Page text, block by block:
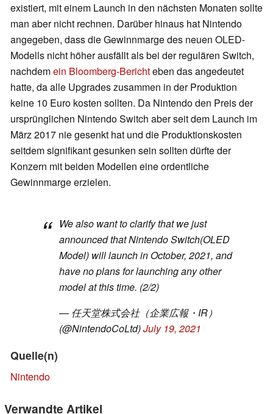
existiert, mit einem Launch in den nächsten Monaten sollte
man aber nicht rechnen. Darüber hinaus hat Nintendo
angegeben, dass die Gewinnmarge des neuen OLED-
Modells nicht höher ausfällt als bei der regulären Switch,
nachdemein Bloomberg-Berichteben das angedeutet
hatte, da alle Upgrades zusammen in der Produktion
keine 10 Euro kosten sollten. Da Nintendo den Preis der
ursprünglichen Nintendo Switch aber seit dem Launch im
März 2017 nie gesenkt hat und die Produktionskosten
seitdem signifikant gesunken sein sollten dürfte der
Konzern mit beiden Modellen eine ordentliche
Gewinnmarge erzielen.
We also want to clarify that we just
announced that Nintendo Switch(OLED
Model) will launch in October, 2021, and
have no plans for launching any other
model at this time. (2/2)
— 任天堂株式会社（企業広報・IR）
(@NintendoCoLtd)July 19, 2021
Quelle(n)
Nintendo
Verwandte Artikel